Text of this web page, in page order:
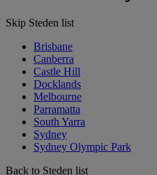
Skip Steden list
Brisbane
Canberra
Castle Hill
Docklands
Melbourne
Parramatta
South Yarra
Sydney
Sydney Olympic Park
Back to Steden list